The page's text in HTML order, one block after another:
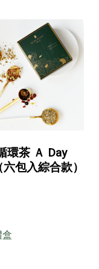
環茶 Ａ Day
包入綜合款）